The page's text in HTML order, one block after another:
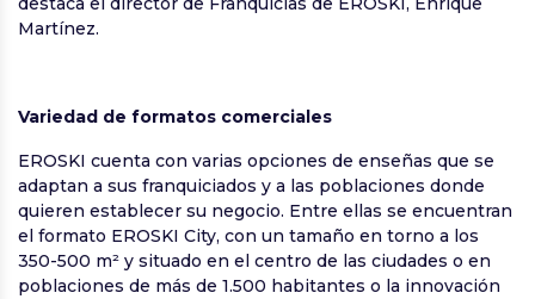
Martínez.
Variedad de formatos comerciales
EROSKI cuenta con varias opciones de enseñas que se
adaptan a sus franquiciados y a las poblaciones donde
quieren establecer su negocio. Entre ellas se encuentran
el formato EROSKI City, con un tamaño en torno a los
350-500 m² y situado en el centro de las ciudades o en
poblaciones de más de 1.500 habitantes o la innovación